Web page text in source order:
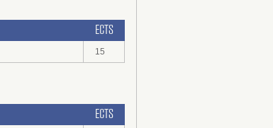
ECTS
15
ECTS